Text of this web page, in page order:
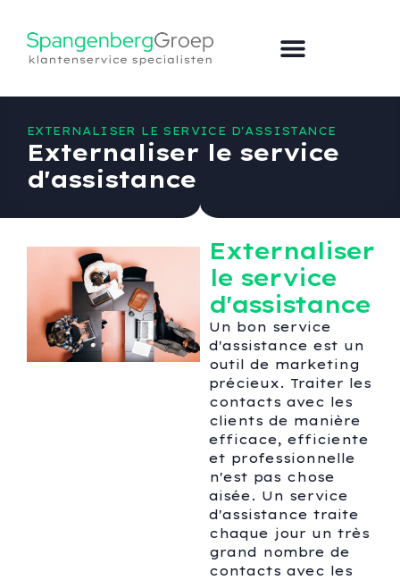
EXTERNALISER LE SERVICE D'ASSISTANCE
Externaliser le service
d'assistance
Externaliser
le service
d'assistance
Un bon service
d'assistance est un
outil de marketing
précieux. Traiter les
contacts avec les
clients de manière
efficace, efficiente
et professionnelle
n'est pas chose
aisée. Un service
d'assistance traite
chaque jour un très
grand nombre de
contacts avec les